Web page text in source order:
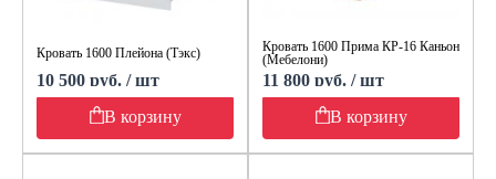
Кровать 1600 Плейона (Тэкс)
10 500 руб. / шт
В корзину
Кровать 1600 Прима КР-16 Каньон
(Мебелони)
11 800 руб. / шт
В корзину